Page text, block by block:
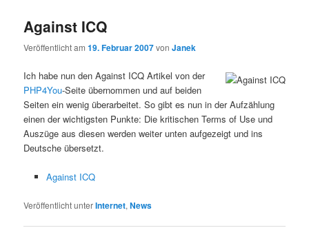
Against ICQ
Veröffentlicht am19. Februar 2007vonJanek
Ich habe nun den Against ICQ Artikel von der
PHP4You-Seite übernommen und auf beiden
Seiten ein wenig überarbeitet. So gibt es nun in der Aufzählung
einen der wichtigsten Punkte: Die kritischen Terms of Use und
Auszüge aus diesen werden weiter unten aufgezeigt und ins
Deutsche übersetzt.
Against ICQ
Veröffentlicht unterInternet,News